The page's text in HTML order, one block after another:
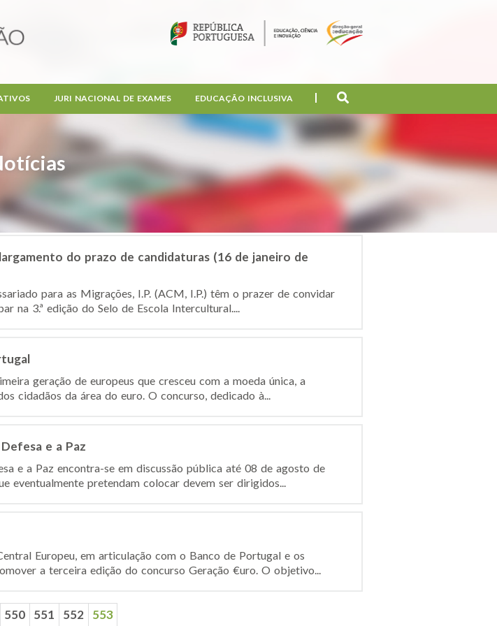
JURI NACIONAL DE EXAMES EDUCAÇÃO INCLUSIVA
do prazo de candidaturas (16 de janeiro de
para as Migrações, I.P. (ACM, I.P.) têm o prazer de convidar
na 3.ª edição do Selo de Escola Intercultural....
geração de europeus que cresceu com a moeda única, a
cidadãos da área do euro. O concurso, dedicado à...
e a Paz
e a Paz encontra-se em discussão pública até 08 de agosto de
eventualmente pretendam colocar devem ser dirigidos...
Europeu, em articulação com o Banco de Portugal e os
a terceira edição do concurso Geração €uro. O objetivo...
550 551 552 553